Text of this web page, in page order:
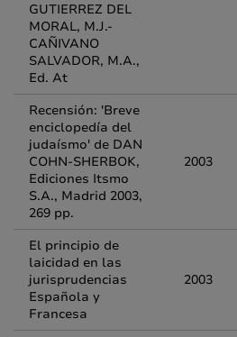
GUTIERREZ DEL
MORAL, M.J.-
CAÑIVANO
SALVADOR, M.A.,
Ed. At
Recensión: 'Breve
enciclopedía del
judaísmo' de DAN
COHN-SHERBOK,
Ediciones Itsmo
S.A., Madrid 2003,
269 pp.
2003
El principio de
laicidad en las
jurisprudencias
Española y
Francesa
2003